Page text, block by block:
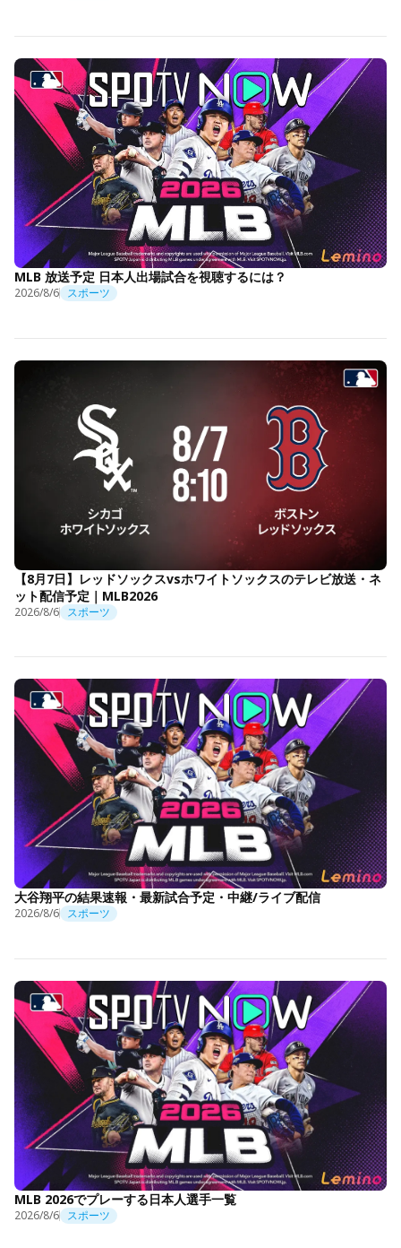
MLB 放送予定 日本人出場試合を視聴するには？
2026/8/6 スポーツ
【8月7日】レッドソックスvsホワイトソックスのテレビ放送・ネ
ット配信予定｜MLB2026
2026/8/6 スポーツ
大谷翔平の結果速報・最新試合予定・中継/ライブ配信
2026/8/6 スポーツ
MLB 2026でプレーする日本人選手一覧
2026/8/6 スポーツ